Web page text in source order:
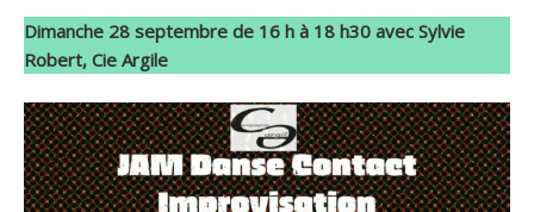
Dimanche 28 septembre de 16 h à 18 h30 avec Sylvie
Robert, Cie Argile